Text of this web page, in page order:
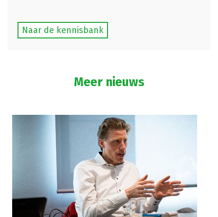
Naar de kennisbank
Meer nieuws